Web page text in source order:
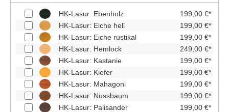
HK-Lasur: Ebenholz
199,00 €*
HK-Lasur: Eiche hell
199,00 €*
HK-Lasur: Eiche rustikal
199,00 €*
HK-Lasur: Hemlock
249,00 €*
HK-Lasur: Kastanie
199,00 €*
HK-Lasur: Kiefer
199,00 €*
HK-Lasur: Mahagoni
199,00 €*
HK-Lasur: Nussbaum
199,00 €*
HK-Lasur: Palisander
199,00 €*